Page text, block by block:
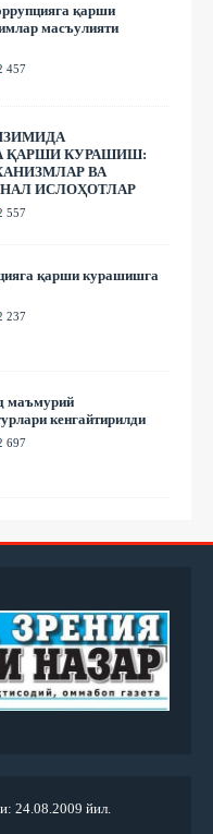
қарши
масъулияти
457
ҚАРШИ КУРАШИШ:
ВА
ИСЛОҲОТЛАР
557
қарши курашишга
237
маъмурий
кенгайтирилди
697
24.08.2009 йил.